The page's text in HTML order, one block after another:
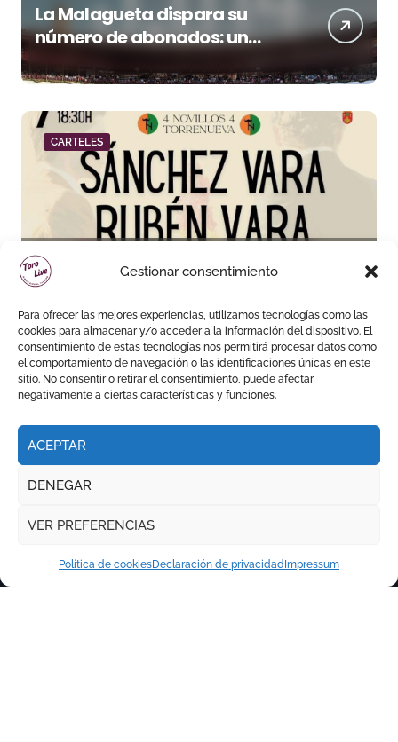
Gestionar consentimiento
Para ofrecer las mejores experiencias, utilizamos tecnologías como las
cookies para almacenar y/o acceder a la información del dispositivo. El
consentimiento de estas tecnologías nos permitirá procesar datos como
el comportamiento de navegación o las identificaciones únicas en este
sitio. No consentir o retirar el consentimiento, puede afectar
negativamente a ciertas características y funciones.
ACEPTAR
DENEGAR
VER PREFERENCIAS
Política de cookiesDeclaración de privacidad Impressum
La Malagueta dispara su
número de abonados: un
aniversario
CARTELES
Sánchez Vara y Rubén Vara,
padre e hijo, juntos por
primera vez en su pueblo